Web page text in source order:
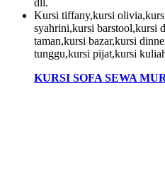
Kursi tiffany,kursi
syahrini,kursi barstool,kursi
taman,kursi bazar,kursi
tunggu,kursi pijat,kursi
KURSI SOFA SEWA